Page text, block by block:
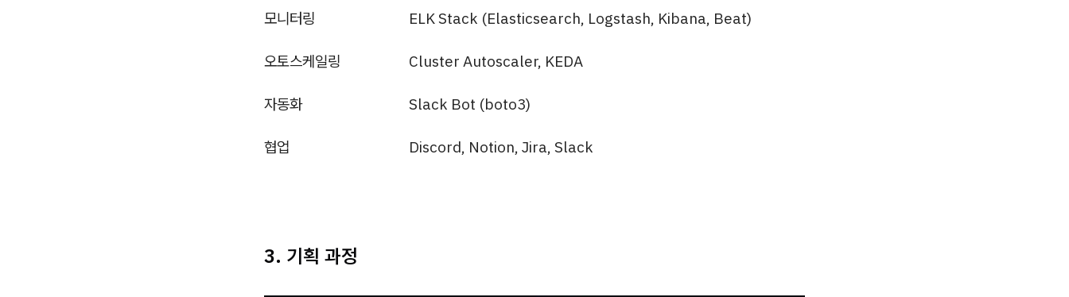
모니터링 ELK Stack (Elasticsearch, Logstash, Kibana, Beat)
오토스케일링 Cluster Autoscaler, KEDA
자동화 Slack Bot (boto3)
협업 Discord, Notion, Jira, Slack
3. 기획 과정